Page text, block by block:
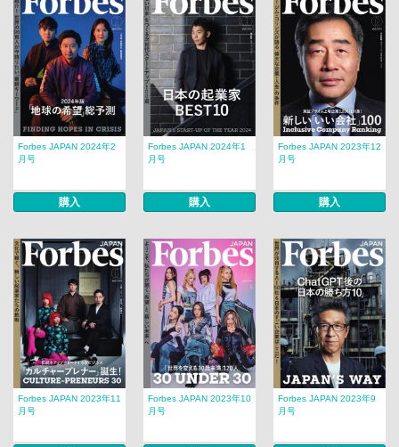
Forbes JAPAN 2024年2
月号
購入
Forbes JAPAN 2024年1
月号
購入
Forbes JAPAN 2023年12
月号
購入
Forbes JAPAN 2023年11
月号
Forbes JAPAN 2023年10
月号
Forbes JAPAN 2023年9
月号